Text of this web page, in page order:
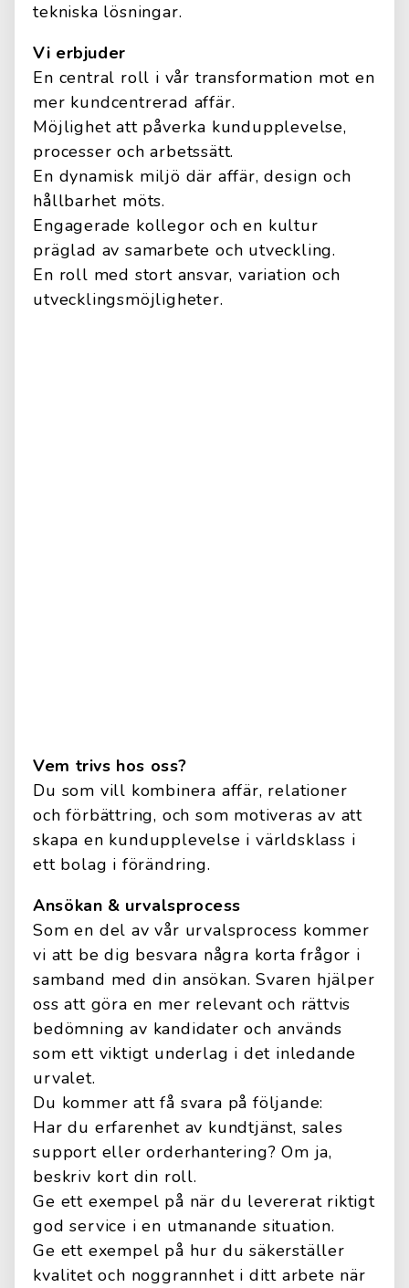
tekniska lösningar.
Vi erbjuder
En central roll i vår transformation mot en
mer kundcentrerad affär.
Möjlighet att påverka kundupplevelse,
processer och arbetssätt.
En dynamisk miljö där affär, design och
hållbarhet möts.
Engagerade kollegor och en kultur
präglad av samarbete och utveckling.
En roll med stort ansvar, variation och
utvecklingsmöjligheter.
Vem trivs hos oss?
Du som vill kombinera affär, relationer
och förbättring, och som motiveras av att
skapa en kundupplevelse i världsklass i
ett bolag i förändring.
Ansökan & urvalsprocess
Som en del av vår urvalsprocess kommer
vi att be dig besvara några korta frågor i
samband med din ansökan. Svaren hjälper
oss att göra en mer relevant och rättvis
bedömning av kandidater och används
som ett viktigt underlag i det inledande
urvalet.
Du kommer att få svara på följande:
Har du erfarenhet av kundtjänst, sales
support eller orderhantering? Om ja,
beskriv kort din roll.
Ge ett exempel på när du levererat riktigt
god service i en utmanande situation.
Ge ett exempel på hur du säkerställer
kvalitet och noggrannhet i ditt arbete när